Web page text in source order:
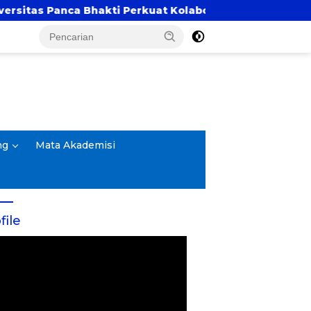
Bhakti Perkuat Kolaborasi Akademik Lewat
Mata Akademisi